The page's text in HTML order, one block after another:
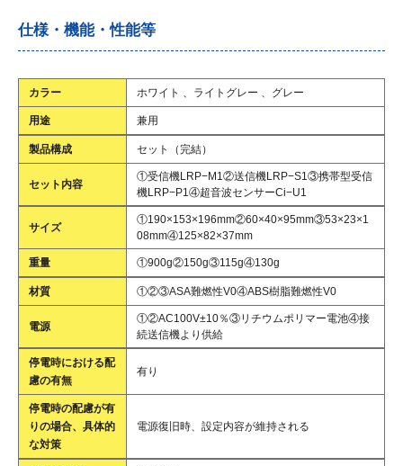
仕様・機能・性能等
カラー ホワイト 、ライトグレー 、グレー
用途 兼用
製品構成 セット（完結）
セット内容
①受信機LRP−M1②送信機LRP−S1③携帯型受信
機LRP−P1④超音波センサーCi−U1
サイズ
①190×153×196mm②60×40×95mm③53×23×1
08mm④125×82×37mm
重量 ①900g②150g③115g④130g
材質 ①②③ASA難燃性V0④ABS樹脂難燃性V0
電源
①②AC100V±10％③リチウムポリマー電池④接
続送信機より供給
停電時における配
慮の有無
有り
停電時の配慮が有
りの場合、具体的
な対策
電源復旧時、設定内容が維持される